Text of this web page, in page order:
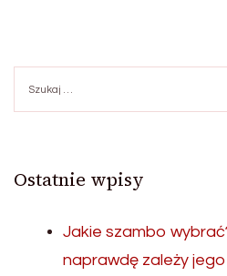
Ostatnie wpisy
Jakie szambo
naprawdę zależy